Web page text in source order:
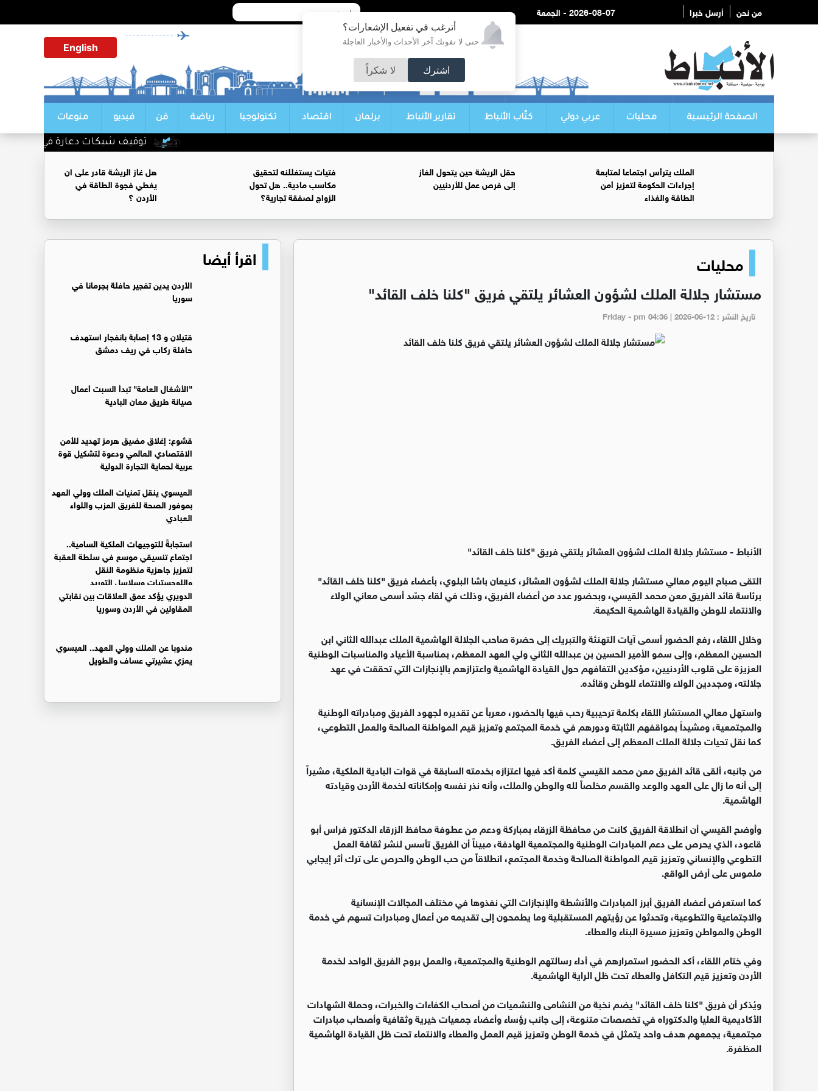
أترغب في تفعيل الإشعارات؟
حتى لا تفوتك آخر الأحداث والأخبار العاجلة
اشترك لا شكراً
من نحن أرسل خبرا 2026-08-07 - الجمعة
English
الصفحة الرئيسية محليات عربي دولي كتّاب الأنباط تقارير الأنباط برلمان اقتصاد تكنولوجيا رياضة فن فيديو منوعات
توقيف شبكات دعارة في شارع الحمرا
الملك يترأس اجتماعا لمتابعة
إجراءات الحكومة لتعزيز أمن
الطاقة والغذاء
حقل الريشة حين يتحول الغاز
إلى فرص عمل للأردنيين
فتيات يستغللنه لتحقيق
مكاسب مادية.. هل تحول
الزواج لصفقة تجارية؟
هل غاز الريشة قادر على ان
يغطي فجوة الطاقة في
الأردن ؟
محليات
مستشار جلالة الملك لشؤون العشائر يلتقي فريق "كلنا خلف القائد"
تاريخ النشر : Friday - pm 04:36 | 2026-06-12
الأنباط -مستشار جلالة الملك لشؤون العشائر يلتقي فريق "كلنا خلف القائد"
التقى صباح اليوم معالي مستشار جلالة الملك لشؤون العشائر، كنيعان باشا البلوي، بأعضاء فريق "كلنا خلف القائد"
برئاسة قائد الفريق معن محمد القيسي، وبحضور عدد من أعضاء الفريق، وذلك في لقاء جسّد أسمى معاني الولاء
والانتماء للوطن والقيادة الهاشمية الحكيمة.
وخلال اللقاء، رفع الحضور أسمى آيات التهنئة والتبريك إلى حضرة صاحب الجلالة الهاشمية الملك عبدالله الثاني ابن
الحسين المعظم، وإلى سمو الأمير الحسين بن عبدالله الثاني ولي العهد المعظم، بمناسبة الأعياد والمناسبات الوطنية
العزيزة على قلوب الأردنيين، مؤكدين التفافهم حول القيادة الهاشمية واعتزازهم بالإنجازات التي تحققت في عهد
جلالته، ومجددين الولاء والانتماء للوطن وقائده.
واستهل معالي المستشار اللقاء بكلمة ترحيبية رحب فيها بالحضور، معرباً عن تقديره لجهود الفريق ومبادراته الوطنية
والمجتمعية، ومشيداً بمواقفهم الثابتة ودورهم في خدمة المجتمع وتعزيز قيم المواطنة الصالحة والعمل التطوعي،
كما نقل تحيات جلالة الملك المعظم إلى أعضاء الفريق.
من جانبه، ألقى قائد الفريق معن محمد القيسي كلمة أكد فيها اعتزازه بخدمته السابقة في قوات البادية الملكية، مشيراً
إلى أنه ما زال على العهد والوعد والقسم مخلصاً لله والوطن والملك، وأنه نذر نفسه وإمكاناته لخدمة الأردن وقيادته
الهاشمية.
وأوضح القيسي أن انطلاقة الفريق كانت من محافظة الزرقاء بمباركة ودعم من عطوفة محافظ الزرقاء الدكتور فراس أبو
قاعود، الذي يحرص على دعم المبادرات الوطنية والمجتمعية الهادفة، مبيناً أن الفريق تأسس لنشر ثقافة العمل
التطوعي والإنساني وتعزيز قيم المواطنة الصالحة وخدمة المجتمع، انطلاقاً من حب الوطن والحرص على ترك أثر إيجابي
ملموس على أرض الواقع.
كما استعرض أعضاء الفريق أبرز المبادرات والأنشطة والإنجازات التي نفذوها في مختلف المجالات الإنسانية
والاجتماعية والتطوعية، وتحدثوا عن رؤيتهم المستقبلية وما يطمحون إلى تقديمه من أعمال ومبادرات تسهم في خدمة
الوطن والمواطن وتعزيز مسيرة البناء والعطاء.
وفي ختام اللقاء، أكد الحضور استمرارهم في أداء رسالتهم الوطنية والمجتمعية، والعمل بروح الفريق الواحد لخدمة
الأردن وتعزيز قيم التكافل والعطاء تحت ظل الراية الهاشمية.
ويُذكر أن فريق "كلنا خلف القائد" يضم نخبة من النشامى والنشميات من أصحاب الكفاءات والخبرات، وحملة الشهادات
الأكاديمية العليا والدكتوراه في تخصصات متنوعة، إلى جانب رؤساء وأعضاء جمعيات خيرية وثقافية وأصحاب مبادرات
مجتمعية، يجمعهم هدف واحد يتمثل في خدمة الوطن وتعزيز قيم العمل والعطاء والانتماء تحت ظل القيادة الهاشمية
المظفرة.
اقرأ أيضا
الأردن يدين تفجير حافلة بجرمانا في
سوريا
قتيلان و 13 إصابة بانفجار استهدف
حافلة ركاب في ريف دمشق
"الأشغال العامة" تبدأ السبت أعمال
صيانة طريق معان البادية
قشوع: إغلاق مضيق هرمز تهديد للأمن
الاقتصادي العالمي ودعوة لتشكيل قوة
عربية لحماية التجارة الدولية
العيسوي ينقل تمنيات الملك وولي العهد
بموفور الصحة للفريق العزب واللواء
العبادي
استجابةً للتوجيهات الملكية السامية..
اجتماع تنسيقي موسع في سلطة العقبة
لتعزيز جاهزية منظومة النقل
واللوجستيات وسلاسل التوريد
الدويري يؤكد عمق العلاقات بين نقابتي
المقاولين في الأردن وسوريا
مندوبا عن الملك وولي العهد.. العيسوي
يعزي عشيرتي عساف والطويل